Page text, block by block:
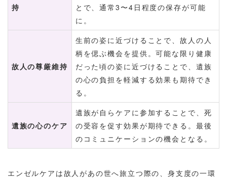
持
とで、通常3〜4日程度の保存が可能
に。
故人の尊厳維持
生前の姿に近づけることで、故人の人
柄を偲ぶ機会を提供。可能な限り健康
だった頃の姿に近づけることで、遺族
の心の負担を軽減する効果も期待でき
る。
遺族の心のケア
遺族が自らケアに参加することで、死
の受容を促す効果が期待できる。最後
のコミュニケーションの機会となる。
エンゼルケアは故人があの世へ旅立つ際の、身支度の一環